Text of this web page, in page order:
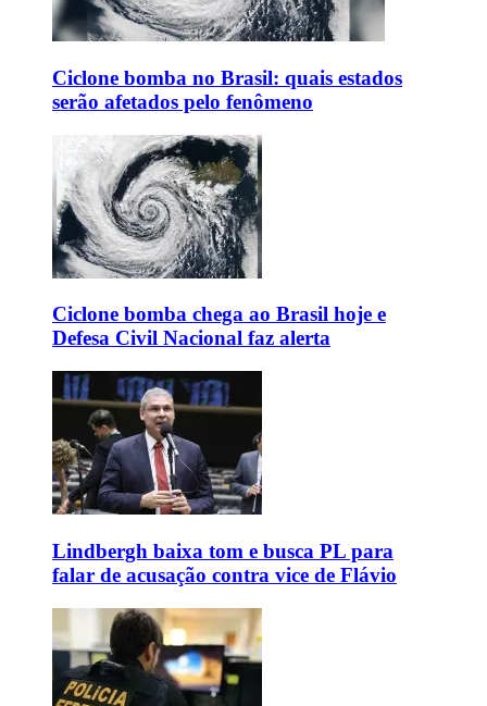
Ciclone bomba no Brasil: quais estados
serão afetados pelo fenômeno
Ciclone bomba chega ao Brasil hoje e
Defesa Civil Nacional faz alerta
Lindbergh baixa tom e busca PL para
falar de acusação contra vice de Flávio